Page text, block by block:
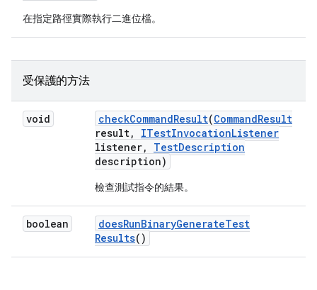
在指定路徑實際執行二進位檔。
受保護的方法
void checkCommandResult(CommandResult
result, ITestInvocationListener
listener, TestDescription
description)
檢查測試指令的結果。
boolean doesRunBinaryGenerateTest
Results()